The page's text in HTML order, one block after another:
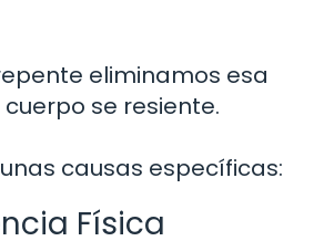
eliminamos esa
se resiente.
causas específicas:
Física